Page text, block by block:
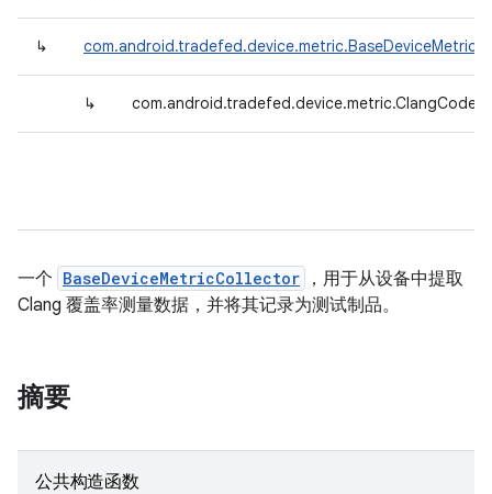
↳
↳
一个 BaseDeviceMetricCollector
，用于从设备中提取
Clang 覆盖率测量数据，并将其记录为测试制品。
摘要
公共构造函数